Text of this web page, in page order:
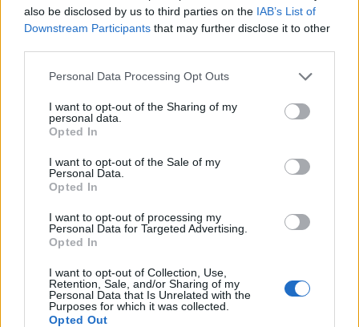
also be disclosed by us to third parties on the IAB’s List of
Downstream Participants that may further disclose it to other
Please note that this website/app uses one or more Google
not limited to your visit or usage behaviour. You may click to
grant or deny consent to Google and its third-party tags to
use your data for below specified purposes in below Google
consent section.
Personal Data Processing Opt Outs
I want to opt-out of the Sharing of my
personal data.
Opted In
I want to opt-out of the Sale of my
Personal Data.
Opted In
I want to opt-out of processing my
Personal Data for Targeted Advertising.
Opted In
I want to opt-out of Collection, Use,
Retention, Sale, and/or Sharing of my
Personal Data that Is Unrelated with the
Purposes for which it was collected.
Opted Out
Consejo editorial